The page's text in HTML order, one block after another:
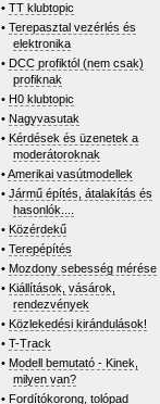
•TT klubtopic
•Terepasztal vezérlés és
elektronika
• DCC profiktól (nem csak)
profiknak
• H0 klubtopic
• Nagyvasutak
• Kérdések és üzenetek a
moderátoroknak
•Amerikai vasútmodellek
•Jármű építés, átalakítás és
hasonlók....
• Közérdekű
•Terepépítés
• Mozdony sebesség mérése
• Kiállítások, vásárok,
rendezvények
• Közlekedési kirándulások!
•T-Track
• Modell bemutató - Kinek,
milyen van?
• Fordítókorong, tolópad